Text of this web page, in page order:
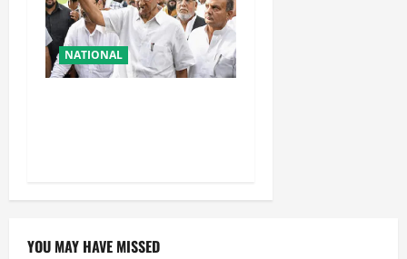
NATIONAL
YOU MAY HAVE MISSED